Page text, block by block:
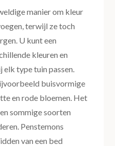
manier om kleur
terwijl ze toch
U kunt een
kleuren en
type tuin passen.
buisvormige
en rode bloemen. Het
sommige soorten
Penstemons
van een bed